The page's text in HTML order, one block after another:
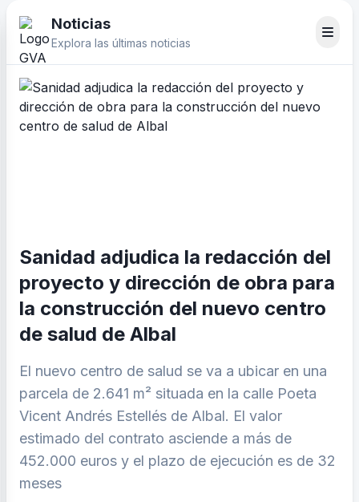
Noticias
Explora las últimas noticias
Sanidad adjudica la redacción del
proyecto y dirección de obra para
la construcción del nuevo centro
de salud de Albal
El nuevo centro de salud se va a ubicar en una
parcela de 2.641 m² situada en la calle Poeta
Vicent Andrés Estellés de Albal. El valor
estimado del contrato asciende a más de
452.000 euros y el plazo de ejecución es de 32
meses